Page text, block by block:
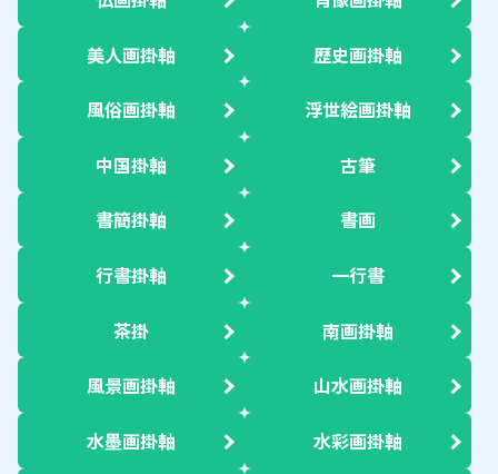
美人画掛軸 歴史画掛軸
風俗画掛軸 浮世絵画掛軸
中国掛軸 古筆
書簡掛軸 書画
行書掛軸 一行書
茶掛 南画掛軸
風景画掛軸 山水画掛軸
水墨画掛軸 水彩画掛軸